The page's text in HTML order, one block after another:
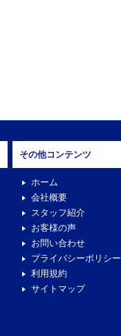
その他コンテンツ
ホーム
会社概要
スタッフ紹介
お客様の声
お問い合わせ
プライバシーポリシー
利用規約
サイトマップ